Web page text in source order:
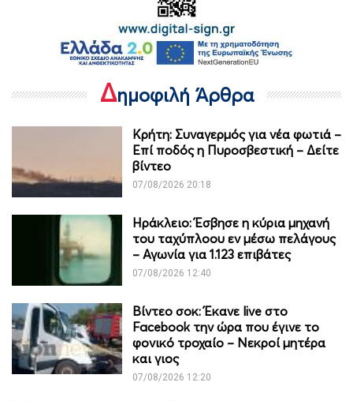
Δημοφιλή Άρθρα
Κρήτη: Συναγερμός για νέα φωτιά –
Επί ποδός η Πυροσβεστική – Δείτε
βίντεο
07/08/2026 20:18
Ηράκλειο: Έσβησε η κύρια μηχανή
του ταχύπλοου εν μέσω πελάγους
– Αγωνία για 1.123 επιβάτες
07/08/2026 12:40
Βίντεο σοκ: Έκανε live στο
Facebook την ώρα που έγινε το
φονικό τροχαίο – Νεκροί μητέρα
και γιος
07/08/2026 12:20